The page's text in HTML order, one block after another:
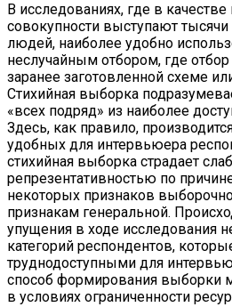
В исследованиях, где в качестве
совокупности выступают
людей, наиболее удобно
неслучайным отбором, где
заранее заготовленной схеме
Стихийная выборка
«всех подряд» из наиболее
Здесь, как правило,
удобных для интервьюера
стихийная выборка страдает
репрезентативностью по
некоторых признаков
признакам генеральной.
упущения в ходе исследования
категорий респондентов,
труднодоступными для
способ формирования выборки
в условиях ограниченности